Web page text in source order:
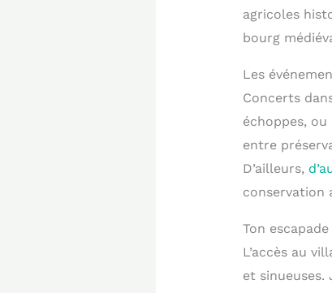
agricoles
bourg
Les
Concerts
échoppes,
entre
D’ailleurs,
conservation
Ton
L’accès au
et